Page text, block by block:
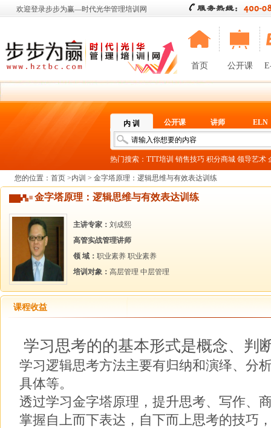
欢迎登录步步为赢—时代光华管理培训网
首页 公开课
内 训 公开课 讲师 ELN
热门搜索： TTT培训 销售技巧 积分商城 领导艺术
您的位置： 首页 >内训 > 金字塔原理：逻辑思维与有效表达训练
金字塔原理：逻辑思维与有效表达训练
主讲专家： 刘成熙
高管实战管理讲师
领 域： 职业素养 职业素养
培训对象： 高层管理 中层管理
课程收益
学习思考的的基本形式是概念、判
学习逻辑思考方法主要有归纳和演绎、分
具体等。
透过学习金字塔原理，提升思考、写作、
掌握自上而下表达，自下而上思考的技巧